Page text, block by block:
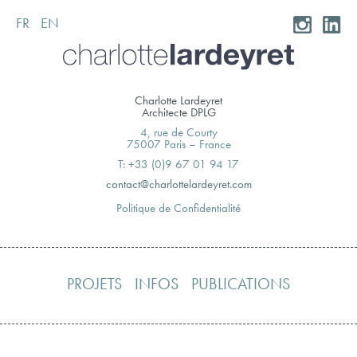
Skip
to
FR EN
Charlotte Lardeyret
Architecte DPLG
4, rue de Courty
75007 Paris – France
T: +33 (0)9 67 01 94 17
moc.teryedralettolrahc@tcatnoc
Politique de Confidentialité
PROJETS INFOS PUBLICATIONS